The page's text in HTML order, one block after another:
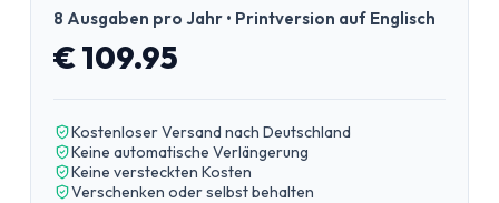
8 Ausgaben pro Jahr • Printversion auf Englisch
€ 109.95
Kostenloser Versand nach Deutschland
Keine automatische Verlängerung
Keine versteckten Kosten
Verschenken oder selbst behalten